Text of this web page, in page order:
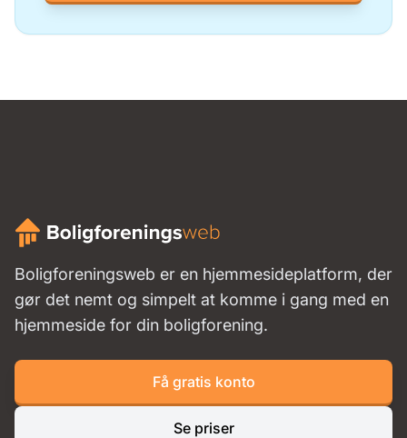
Boligforeningsweb er en hjemmesideplatform, der
gør det nemt og simpelt at komme i gang med en
hjemmeside for din boligforening.
Få gratis konto
Se priser